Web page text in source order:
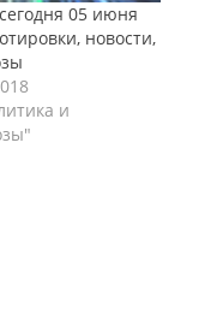
05 июня
новости,
и